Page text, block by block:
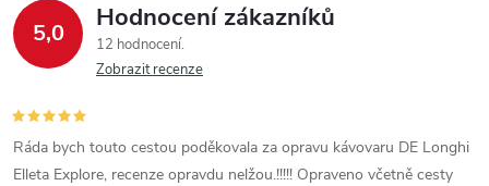
5,0 Hodnocení zákazníků
12 hodnocení
Zobrazit recenze
Ráda bych touto cestou poděkovala za opravu kávovaru DE Longhi
Elleta Explore, recenze opravdu nelžou.!!!!! Opraveno včetně cesty